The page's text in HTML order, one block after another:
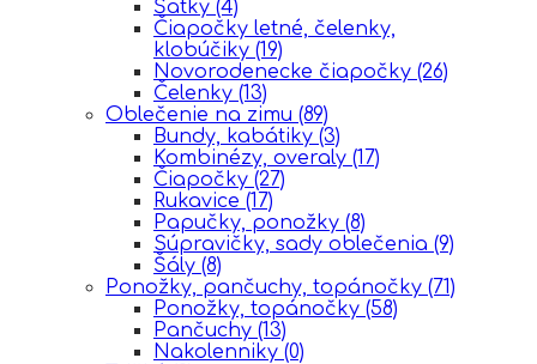
Šatky (4)
Čiapočky letné, čelenky,
klobúčiky (19)
Novorodenecke čiapočky (26)
Čelenky (13)
Oblečenie na zimu (89)
Bundy, kabátiky (3)
Kombinézy, overaly (17)
Čiapočky (27)
Rukavice (17)
Papučky, ponožky (8)
Súpravičky, sady oblečenia (9)
Šály (8)
Ponožky, pančuchy, topánočky (71)
Ponožky, topánočky (58)
Pančuchy (13)
Nakolenniky (0)